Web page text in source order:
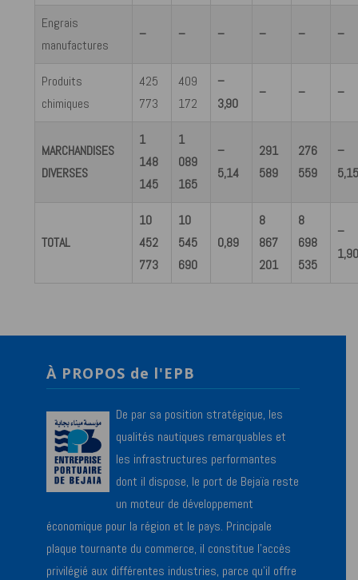
Engrais
manufactures
– – – – – –
Produits
chimiques
425
773
409
172
–
3,90
– – –
MARCHANDISES
DIVERSES
1
148
145
1
089
165
–
5,14
291
589
276
559
–
TOTAL
10
452
773
10
545
690
0,89
8
867
201
8
698
535
–
À PROPOS de l'EPB
De par sa position stratégique, les
qualités nautiques remarquables et
les infrastructures performantes
dont il dispose, le port de Bejaïa reste
un moteur de développement
économique pour la région et le pays. Principale
plaque tournante du commerce, il constitue l’accès
privilégié aux différentes industries, parce qu’il offre